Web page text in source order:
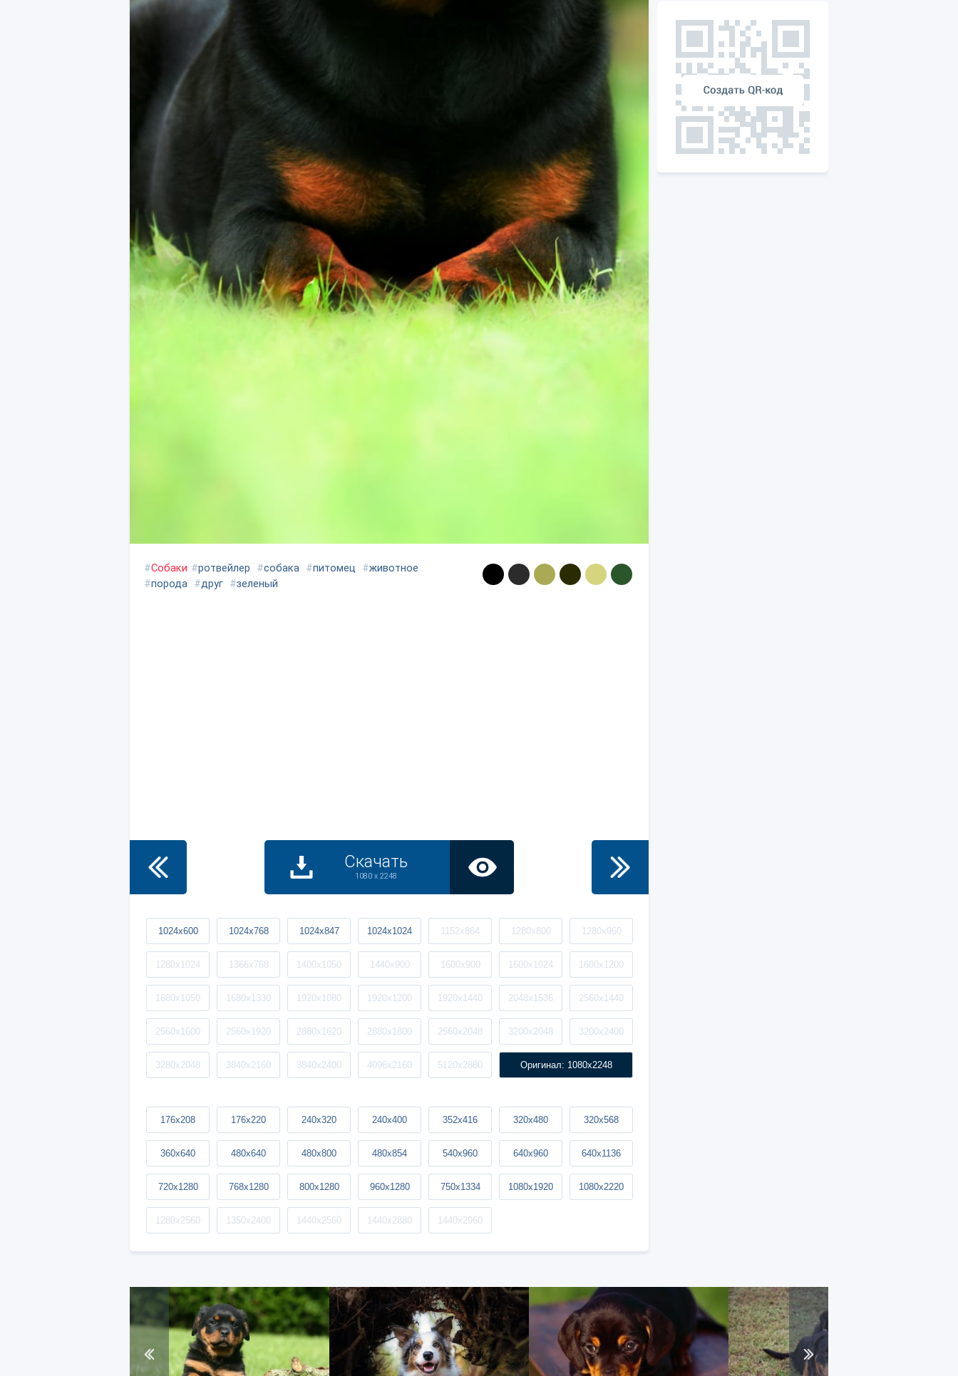
#Собаки #ротвейлер #собака #питомец #животное
#порода #друг #зеленый
Скачать
1080 x 2248
1024x600 1024x768 1024x847 1024x1024 1152x864 1280x800 1280x960
1280x1024 1366x768 1400x1050 1440x900 1600x900 1600x1024 1600x1200
1680x1050 1680x1330 1920x1080 1920x1200 1920x1440 2048x1536 2560x1440
2560x1600 2560x1920 2880x1620 2880x1800 2560x2048 3200x2048 3200x2400
3280x2048 3840x2160 3840x2400 4096x2160 5120x2880 Оригинал: 1080x2248
176x208 176x220 240x320 240x400 352x416 320x480 320x568
360x640 480x640 480x800 480x854 540x960 640x960 640x1136
720x1280 768x1280 800x1280 960x1280 750x1334 1080x1920 1080x2220
1280x2560 1350x2400 1440x2560 1440x2880 1440x2960